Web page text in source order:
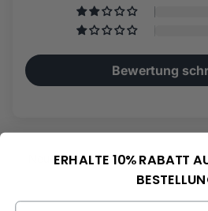
Bewertung
Sort byERHALTE 10% RABATT
Email